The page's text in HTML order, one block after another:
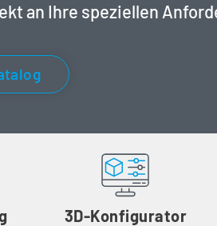
an Ihre speziellen
3D-Konfigurator